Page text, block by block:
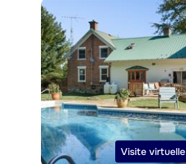
Visite virtuelle